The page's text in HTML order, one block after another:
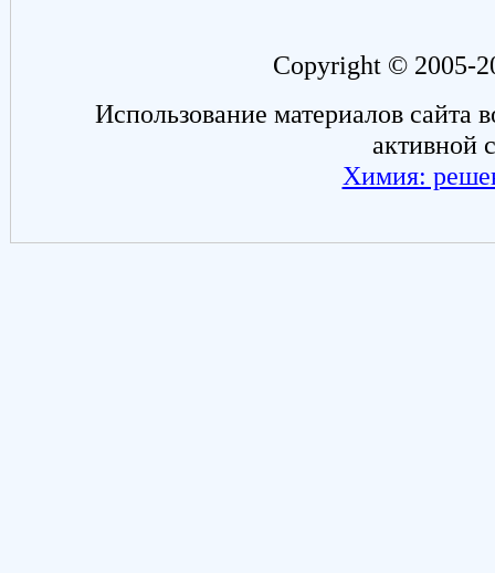
Copyright © 2005-
Использование материалов сайта
активной
Химия: